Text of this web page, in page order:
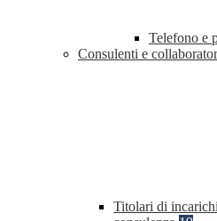
Telefono e
Consulenti e
Titolari di